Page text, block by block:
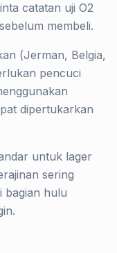
catatan uji O2
membeli.
(Jerman, Belgia,
pencuci
dipertukarkan
untuk lager
sering
bagian hulu